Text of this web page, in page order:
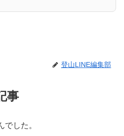
登山LINE編集部
事
した。